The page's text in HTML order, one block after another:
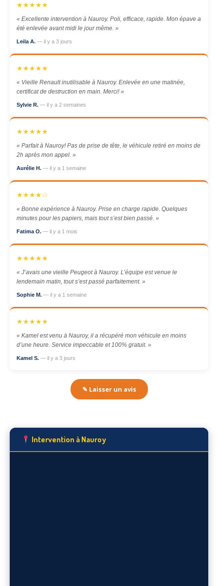
★★★★★
« Excellente intervention à Nauroy. Poli, efficace, rapide. Mon épave a
été enlevée avant midi le jour même. »
Leila A. — il y a 3 jours
★★★★★
« Vieille Renault inutilisable à Nauroy. Enlevée en une matinée,
certificat de destruction en main. Merci! »
Sylvie R. — il y a 2 semaines
★★★★★
« Parfait à Nauroy! Pas de prise de tête, le véhicule retiré en moins de
2h après mon appel. »
Aurélie H. — il y a 1 semaine
★★★★☆
« Bonne expérience à Nauroy. Prise en charge rapide. Quelques
minutes pour les papiers, mais tout s’est bien passé. »
Fatima O. — il y a 1 mois
★★★★★
« J’avais une vieille Peugeot à Nauroy. L’équipe est venue le
lendemain matin, tout s’est passé parfaitement. »
Sophie M. — il y a 1 semaine
★★★★★
« Kamel est venu à Nauroy, il a récupéré mon véhicule en moins
d’une heure. Service impeccable et 100% gratuit. »
Kamel S. — il y a 3 jours
✎ Laisser un avis
Intervention à Nauroy